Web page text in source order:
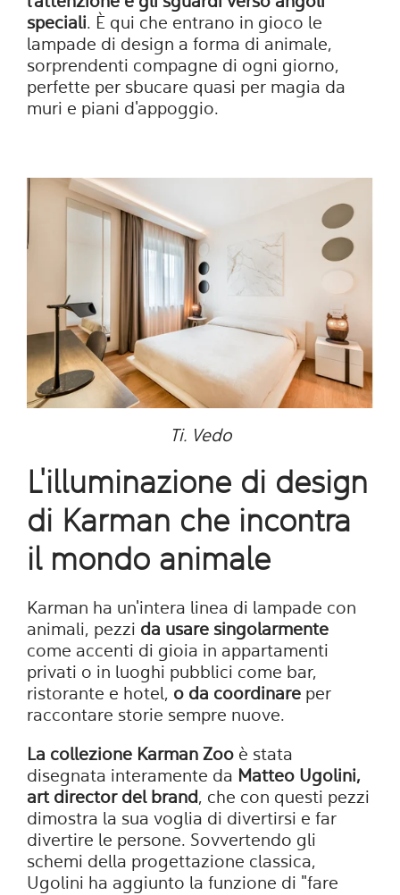
speciali. È qui che entrano in gioco le
lampade di design a forma di animale,
sorprendenti compagne di ogni giorno,
perfette per sbucare quasi per magia da
muri e piani d'appoggio.
Ti. Vedo
L'illuminazione di design
di Karman che incontra
il mondo animale
Karman ha un'intera linea di lampade con
animali, pezzi da usare singolarmente
come accenti di gioia in appartamenti
privati o in luoghi pubblici come bar,
ristorante e hotel, o da coordinare per
raccontare storie sempre nuove.
La collezione Karman Zoo è stata
disegnata interamente da Matteo Ugolini,
art director del brand, che con questi pezzi
dimostra la sua voglia di divertirsi e far
divertire le persone. Sovvertendo gli
schemi della progettazione classica,
Ugolini ha aggiunto la funzione di "fare